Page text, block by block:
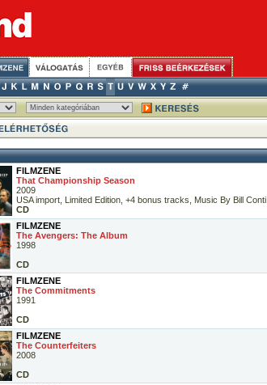
FILMZENE
That Championship Season
2009
USA import, Limited Edition, +4 bonus tracks, Music By Bill Conti
CD
FILMZENE
The Avengers: The Album
1998
CD
FILMZENE
The Commitments
1991
CD
FILMZENE
The Counterfeiters
2008
CD